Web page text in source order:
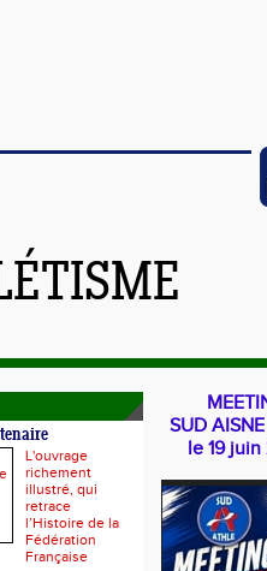
L'ouvrage
richement
illustré, qui
retrace
l’Histoire de la
Fédération
Française
SUD
le 19